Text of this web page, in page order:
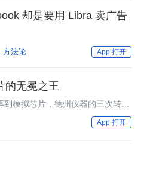
却是要用 Libra 卖广告
方法论 App 打开
的无冕之王
模拟芯片，德州仪器的三次转型
App 打开